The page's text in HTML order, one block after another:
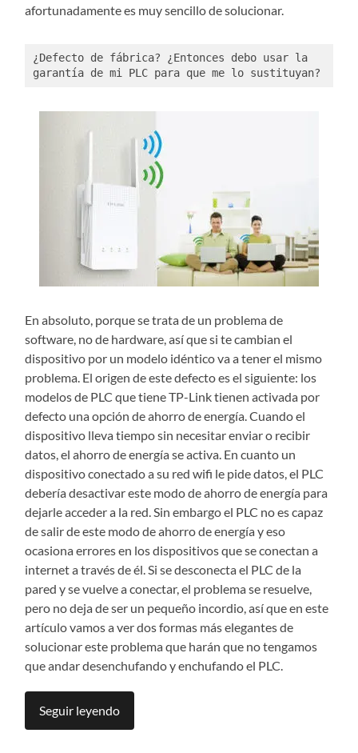
afortunadamente es muy sencillo de solucionar.
¿Defecto de fábrica? ¿Entonces debo usar la
garantía de mi PLC para que me lo sustituyan?
En absoluto, porque se trata de un problema de
software, no de hardware, así que si te cambian el
dispositivo por un modelo idéntico va a tener el mismo
problema. El origen de este defecto es el siguiente: los
modelos de PLC que tiene TP-Link tienen activada por
defecto una opción de ahorro de energía. Cuando el
dispositivo lleva tiempo sin necesitar enviar o recibir
datos, el ahorro de energía se activa. En cuanto un
dispositivo conectado a su red wifi le pide datos, el PLC
debería desactivar este modo de ahorro de energía para
dejarle acceder a la red. Sin embargo el PLC no es capaz
de salir de este modo de ahorro de energía y eso
ocasiona errores en los dispositivos que se conectan a
internet a través de él. Si se desconecta el PLC de la
pared y se vuelve a conectar, el problema se resuelve,
pero no deja de ser un pequeño incordio, así que en este
artículo vamos a ver dos formas más elegantes de
solucionar este problema que harán que no tengamos
que andar desenchufando y enchufando el PLC.
Seguir leyendo